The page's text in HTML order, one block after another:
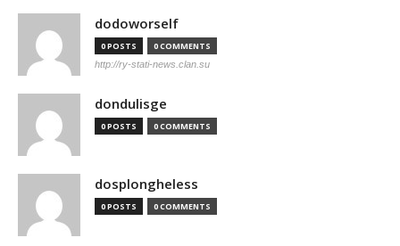
dodoworself
0 POSTS 0 COMMENTS
http://ry-stati-news.clan.su
dondulisge
0 POSTS 0 COMMENTS
dosplongheless
0 POSTS 0 COMMENTS